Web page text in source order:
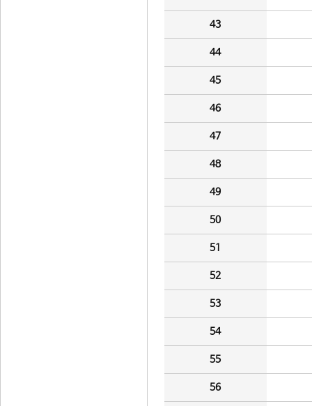
43
44
45
46
47
48
49
50
51
52
53
54
55
56